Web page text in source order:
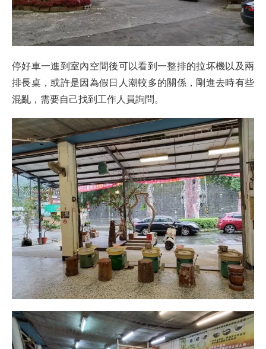
停好車一進到室內空間後可以看到一整排的拉坏機以及兩
排長桌，或許是因為假日人潮較多的關係，剛進去時有些
混亂，需要自己找到工作人員詢問。